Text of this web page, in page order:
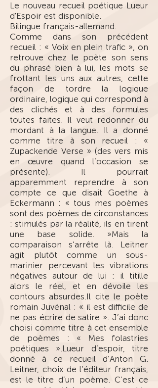
Le nouveau recueil poétique Lueur
d'Espoir est disponible.
Bilingue français-allemand.
Comme dans son précédent
recueil : « Voix en plein trafic », on
retrouve chez le poète son sens
du phrasé bien à lui, les mots se
frottant les uns aux autres, cette
façon de tordre la logique
ordinaire, logique qui correspond à
des clichés et à des formules
toutes faites. Il veut redonner du
mordant à la langue. Il a donné
comme titre à son recueil : «
Zupackende Verse » (des vers mis
en œuvre quand l’occasion se
présente). Il pourrait
apparemment reprendre à son
compte ce que disait Goethe à
Eckermann : « tous mes poèmes
sont des poèmes de circonstances
: stimulés par la réalité, ils en tirent
une base solide. »Mais la
comparaison s’arrête là. Leitner
agit plutôt comme un sous-
marinier percevant les vibrations
négatives autour de lui : il titille
alors le réel, et en dévoile les
contours absurdes.Il cite le poète
romain Juvénal : « il est difficile de
ne pas écrire de satire ». J’ai donc
choisi comme titre à cet ensemble
de poèmes : « Mes folastries
poétiques ».Lueur d’espoir, titre
donné à ce recueil d’Anton G.
Leitner, choix de l’éditeur français,
est le titre d’un poème. C’est ce